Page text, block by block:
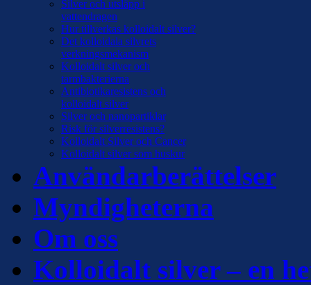
Silver och utsläpp i
vattendragen
Hur tillverkas kolloidalt silver?
Det kolloidala silvrets
verkningsmekanism
Kolloidalt silver och
tarmbakterierna
Antibiotikaresistens och
kolloidalt silver
Silver och nanopartiklar
Risk för silverresistens?
Kolloidalt Silver och Cancer
Kolloidalt silver som huskur
Användarberättelser
Myndigheterna
Om oss
Kolloidalt silver – en